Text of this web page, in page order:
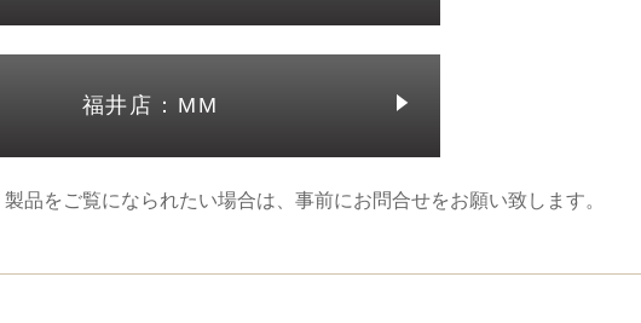
福井店：MM
品をご覧になられたい場合は、事前にお問合せをお願い致します。